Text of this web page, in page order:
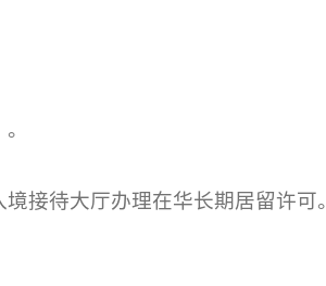
接待大厅办理在华长期居留许可。